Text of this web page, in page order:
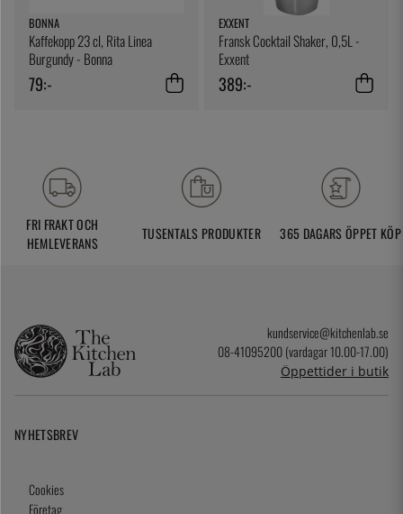
BONNA
Kaffekopp 23 cl, Rita Linea
Burgundy - Bonna
79:-
EXXENT
Fransk Cocktail Shaker, 0,5L -
Exxent
389:-
FRI FRAKT OCH
HEMLEVERANS
TUSENTALS PRODUKTER 365 DAGARS ÖPPET KÖP
kundservice@kitchenlab.se
08-41095200 (vardagar 10.00-17.00)
Öppettider i butik
NYHETSBREV
Cookies
Företag